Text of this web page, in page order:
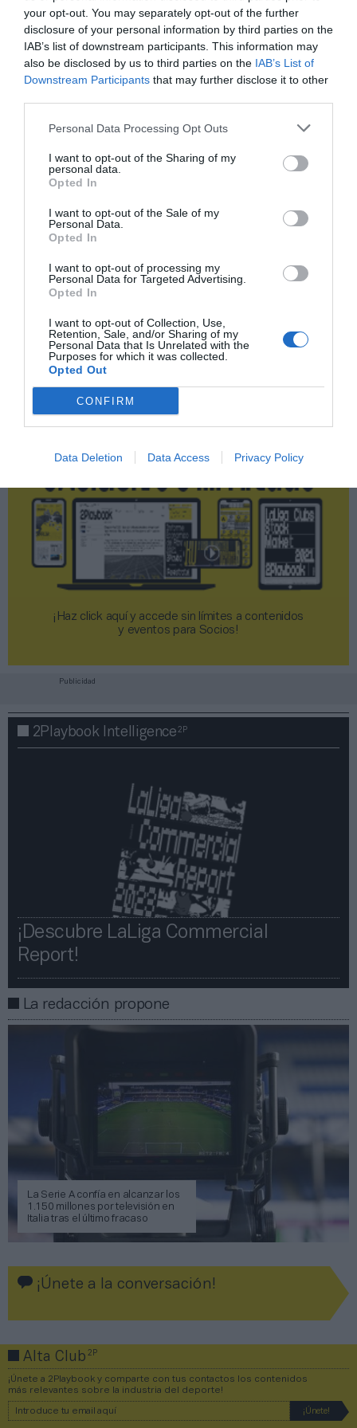
your opt-out. You may separately opt-out of the further
disclosure of your personal information by third parties on the
IAB’s list of downstream participants. This information may
also be disclosed by us to third parties on the IAB’s List of
Downstream Participants that may further disclose it to other
Personal Data Processing Opt Outs
I want to opt-out of the Sharing of my
personal data.
Opted In
I want to opt-out of the Sale of my
Personal Data.
Opted In
I want to opt-out of processing my
Personal Data for Targeted Advertising.
Opted In
I want to opt-out of Collection, Use,
Retention, Sale, and/or Sharing of my
Personal Data that Is Unrelated with the
Purposes for which it was collected.
Opted Out
CONFIRM
Data Deletion Data Access Privacy Policy
Serie A
Añadir2Playbookcomo fuente preferida de Google
de forma gratuita
Mantente informado con las últimas noticias de actualidad.
ACTIVAR AHORA
Imprimir
2Playbook Club2P
¡Haz click aquí y accede sin límites a contenidos
y eventos para Socios!​​​​​​​
Publicidad
2Playbook Intelligence2P
¡Descubre LaLiga Commercial
Report!​​
La redacción propone
La Serie A confía en alcanzar los
1.150 millones por televisión en
Italia tras el último fracaso
¡Únete a la conversación!
Alta Club2P
¡Únete a 2Playbook y comparte con tus contactos los contenidos
más relevantes sobre la industria del deporte!